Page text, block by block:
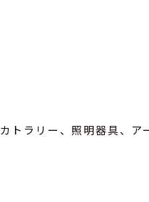
トラリー、照明器具、ア